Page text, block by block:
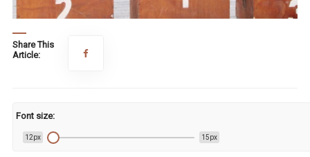
Share This
Article:
Font size:
12px 15px